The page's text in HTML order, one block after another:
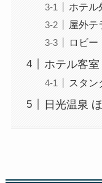
ホテル
屋外テ
ロビー
ホテル客室
スタン
日光温泉